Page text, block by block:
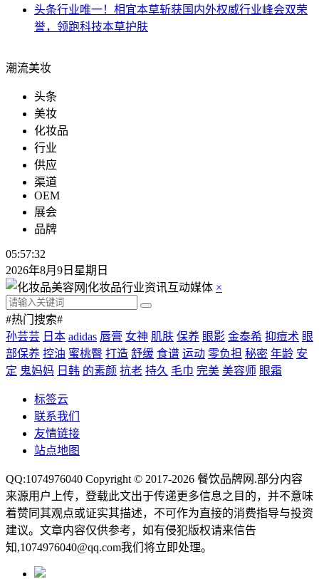
头条行业唯一！相宜本草斩获国内外权威行业峰会双荣
誉，领跑科技本草护肤
潮流美妆
头条
美妆
化妆品
行业
供应
渠道
OEM
展会
品牌
05:57:33
2026年8月9日星期日
×
#热门搜索#
孙芸芸 日本 adidas 唇膏 女神 肌肤 保养 眼影 金泰希 抑痘术 眼
部保养 控油 蜜桃臀 打造 舒缓 食谱 运动 零负担 秘密 年龄 安
定 鬼妈妈 日韩 的素颜 抗老 持久 毛巾 完美 美容师 眼霜
标签云
联系我们
友情链接
站点地图
QQ:1074976040 Copyright © 2017-2026 餐饮品牌网 .部分内容
来源用户上传，登载此文出于传递更多信息之目的，并不意味
着赞同其观点或证实其描述，不可作为直接的消费指导与投资
建议。文章内容仅供参考，如有侵犯版权请来信告
知,1074976040@qq.com我们将立即处理。